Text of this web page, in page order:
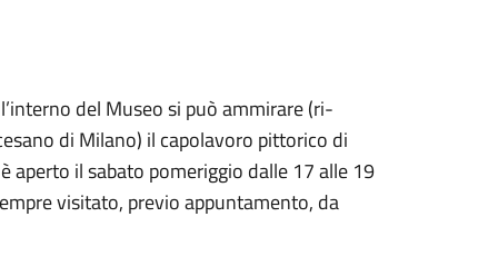
del Museo si può ammirare (ri-
di Milano) il capolavoro pittorico di
aperto il sabato pomeriggio dalle 17 alle 19
visitato, previo appuntamento, da